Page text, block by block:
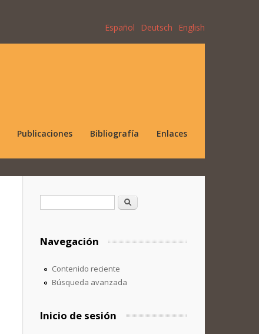
Español Deutsch English
Publicaciones Bibliografía Enlaces
Formulario de búsqueda
Buscar
Navegación
Contenido reciente
Búsqueda avanzada
Inicio de sesión